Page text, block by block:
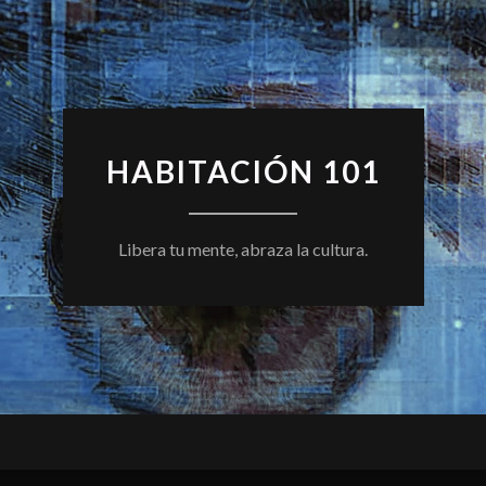
HABITACIÓN 101
Libera tu mente, abraza la cultura.